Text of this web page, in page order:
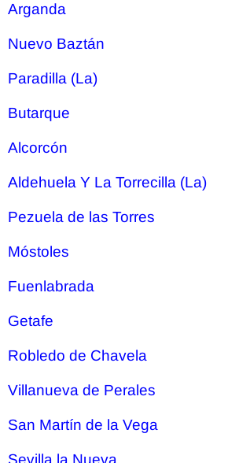
Arganda
Nuevo Baztán
Paradilla (La)
Butarque
Alcorcón
Aldehuela Y La Torrecilla (La)
Pezuela de las Torres
Móstoles
Fuenlabrada
Getafe
Robledo de Chavela
Villanueva de Perales
San Martín de la Vega
Sevilla la Nueva